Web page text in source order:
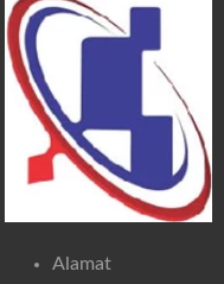
Alamat